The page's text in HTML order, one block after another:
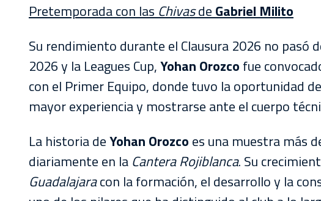
Pretemporada con las Chivasde Gabriel Milito
Su rendimiento durante el Clausura 2026 no pasó
2026 y la Leagues Cup,Yohan Orozco fue
con el Primer Equipo, donde tuvo la oportunidad
mayor experiencia y mostrarse ante el cuerpo
La historia deYohan Orozco es una muestra más
diariamente en la Cantera Rojiblanca. Su
Guadalajaracon la formación, el desarrollo y la